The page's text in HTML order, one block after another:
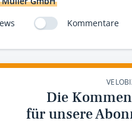
Kommentare
Die
für unsere